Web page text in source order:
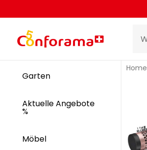
Garten
Aktuelle Angebote
%
Möbel
Home